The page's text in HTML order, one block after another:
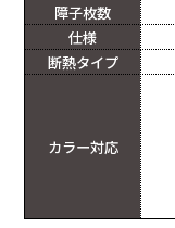
障子枚数
仕様
断熱タイプ
カラー対応